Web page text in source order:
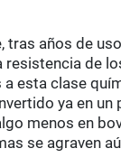
tras años de
resistencia de
esta clase
ya en un
menos en
se agraven